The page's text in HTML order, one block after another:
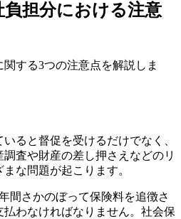
担分における注意
する3つの注意点を解説しま
ると督促を受けるだけでなく、
査や財産の差し押さえなどのリ
な問題が起こります。
間さかのぼって保険料を追徴さ
わなければなりません。社会保